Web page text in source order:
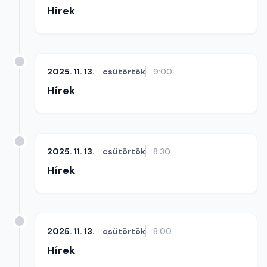
Hírek
2025. 11. 13. csütörtök 9:00
Hírek
2025. 11. 13. csütörtök 8:30
Hírek
2025. 11. 13. csütörtök 8:00
Hírek